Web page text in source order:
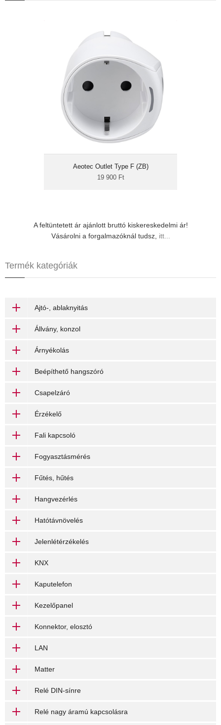
Aeotec Outlet Type F (ZB)
19 900 Ft
Aeotec Outlet Type F (ZB)
19 900 Ft
Zigbee
be/kikapcsolás
szerelésmentes
fogyasztásmérés
Az Aeotec Outlet bármilyen európai
csatlakozós, 230V-os konnektorba
Fogyasztásmérés funkcióval is rendelkezik!
A feltüntetett ár ajánlott bruttó kiskereskedelmi ár!
Vásárolni a forgalmazóknál tudsz, itt...
Termék kategóriák
Ajtó-, ablaknyitás
Állvány, konzol
Árnyékolás
Beépíthető hangszóró
Csapelzáró
Érzékelő
Fali kapcsoló
Fogyasztásmérés
Fűtés, hűtés
Hangvezérlés
Hatótávnövelés
Jelenlétérzékelés
KNX
Kaputelefon
Kezelőpanel
Konnektor, elosztó
LAN
Matter
Relé DIN-sínre
Relé nagy áramú kapcsolásra